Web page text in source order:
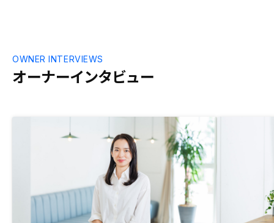
オーナーインタビュー
OWNER INTERVIEWS